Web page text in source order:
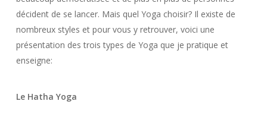
décident de se lancer. Mais quel Yoga choisir? Il existe de
nombreux styles et pour vous y retrouver, voici une
présentation des trois types de Yoga que je pratique et
enseigne:
Le Hatha Yoga